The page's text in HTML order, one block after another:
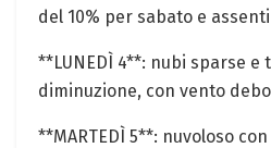
del 10% per sabato e
**LUNEDÌ 4**: nubi sparse
diminuzione, con vento
**MARTEDÌ 5**: nuvoloso